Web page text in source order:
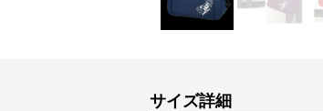
サイズ詳細